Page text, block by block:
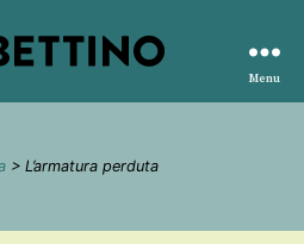
editore
Menu
> L’armatura perduta